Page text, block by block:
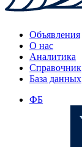
Объявления
О нас
Аналитика
Справочник
База данных
ФБ